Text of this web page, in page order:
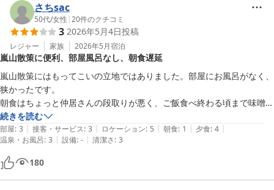
さちsac
50代/女性 |20件のクチコミ
3 2026年5月4日投稿
レジャー 家族 2026年5月宿泊
嵐山散策に便利、部屋風呂なし、朝食遅延
嵐山散策にはもってこいの立地ではありました。部屋にお風呂がなく、
狭かったです。
朝食はちょっと仲居さんの段取りが悪く、ご飯食べ終わる頃まで味噌汁
とお茶がでてこなかったり、おかわりのご飯も30分くらい待たされま
した。
ご飯は美味しかったです。
続きを読む
部屋: 3 | 接客・サービス: 3 | ロケーション: 5 | 朝食: 1 | 夕食: 4 |
温泉・お風呂: 3 | 設備: - | 清潔さ: 3
180